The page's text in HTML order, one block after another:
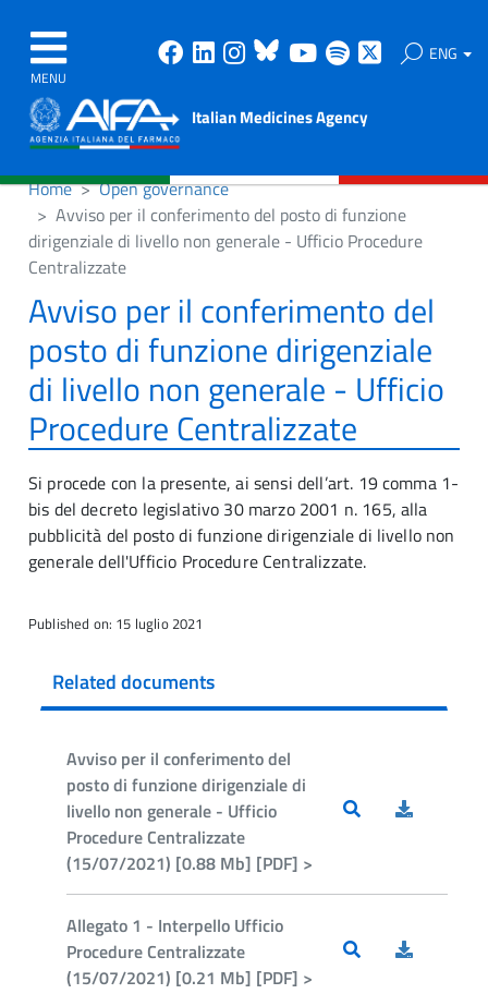
MENU
Facebook
Linkedin
Instagram
Bluesky
Youtube
Spotify ENG
Italian Medicines Agency
Home
Open governance
Avviso per il conferimento del posto di funzione
dirigenziale di livello non generale - Ufficio Procedure
Centralizzate
Avviso per il conferimento del
posto di funzione dirigenziale
di livello non generale - Ufficio
Procedure Centralizzate
Si procede con la presente, ai sensi dell’art. 19 comma 1-
bis del decreto legislativo 30 marzo 2001 n. 165, alla
pubblicità del posto di funzione dirigenziale di livello non
generale dell'Ufficio Procedure Centralizzate.
Published on: 15 luglio 2021
Related documents
Avviso per il conferimento del
posto di funzione dirigenziale di
livello non generale - Ufficio
Procedure Centralizzate
(15/07/2021) [0.88 Mb] [PDF] >
Allegato 1 - Interpello Ufficio
Procedure Centralizzate
(15/07/2021) [0.21 Mb] [PDF] >